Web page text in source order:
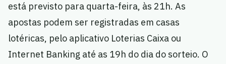
está previsto para quarta-feira, às 21h. As
apostas podem ser registradas em casas
lotéricas, pelo aplicativo Loterias Caixa ou
Internet Banking até as 19h do dia do sorteio. O